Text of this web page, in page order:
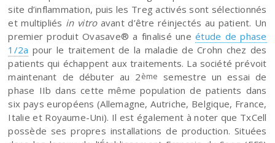
site d’inflammation, puis les Treg activés sont sélectionnés
et multipliés in vitroavant d’être réinjectés au patient. Un
premier produit Ovasave® a finalisé uneétude de phase
1/2a pour le traitement de la maladie de Crohn chez des
patients qui échappent aux traitements. La société prévoit
maintenant de débuter au 2ème
semestre un essai de
phase IIb dans cette même population de patients dans
six pays européens (Allemagne, Autriche, Belgique, France,
Italie et Royaume-Uni). Il est également à noter que TxCell
possède ses propres installations de production. Situées